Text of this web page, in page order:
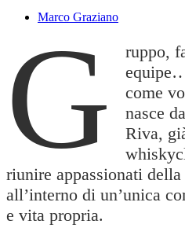
Marco Graziano
G
ruppo,
come
nasce
Riva,
riunire appassionati
all’interno di un’unica
e vita propria.